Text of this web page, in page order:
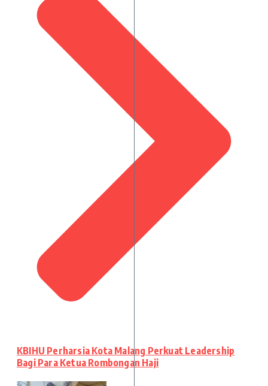
KBIHU Perharsia Kota Malang Perkuat Leadership
Bagi Para Ketua Rombongan Haji